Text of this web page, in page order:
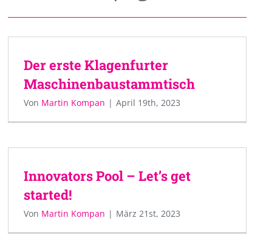
Der erste Klagenfurter
Maschinenbaustammtisch
Von Martin Kompan | April 19th, 2023
Innovators Pool – Let’s get
started!
Von Martin Kompan | März 21st, 2023